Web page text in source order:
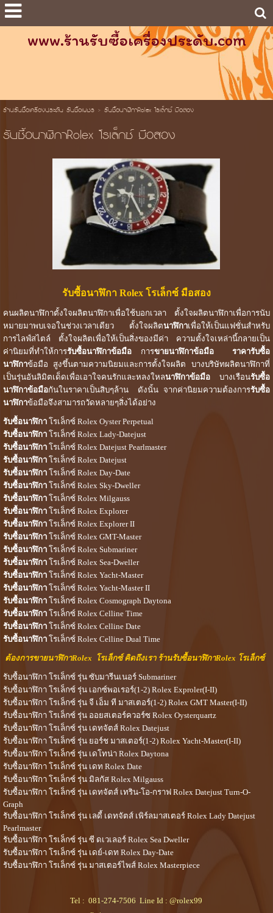
www.ร้านรับซื้อเครื่องประดับ.com
ร้านรับซื้อเครื่องประดับ รับซื้อเพชร> รับซื้อนาฬิกาRolex โรเล็กซ์ มือสอง
รับซื้อนาฬิกาRolex โรเล็กซ์ มือสอง
รับซื้อนาฬิกา Rolex โรเล็กซ์ มือสอง
คนผลิตนาฬิกาตั้งใจผลิตนาฬิกาเพื่อใช้บอกเวลา ตั้งใจผลิตนาฬิกาเพื่อการนับ
หมายมาพบเจอในช่วงเวลาเดียว ตั้งใจผลิตนาฬิกาเพื่อให้เป็นแฟชั่นสำหรับ
การไลฟ์สไตล์ ตั้งใจผลิตเพื่อให้เป็นสิ่งของมีค่า ความตั้งใจเหล่านี้กลายเป็น
ค่านิยมที่ทำให้การรับซื้อนาฬิกาข้อมือการขายนาฬิกาข้อมือ
ราคารับซื้อ
นาฬิกาข้อมือ สูงขึ้นตามความนิยมและการตั้งใจผลิต บางบริษัทผลิตนาฬิกาที่
เป็นรุ่นอันลิมิตเด็ดเพื่อเอาใจคนรักและหลงใหลนาฬิกาข้อมือบางเรือนรับซื้อ
นาฬิกาข้อมือกันในราคาเป็นสิบๆล้าน ดังนั้น จากค่านิยมความต้องการรับซื้อ
นาฬิกาข้อมือจึงสามารถวัดหลายๆสิ่งได้อย่าง
รับซื้อนาฬิกาโรเล็กซ์ Rolex Oyster Perpetual
รับซื้อนาฬิกาโรเล็กซ์ Rolex Lady-Datejust
รับซื้อนาฬิกาโรเล็กซ์ Rolex Datejust Pearlmaster
รับซื้อนาฬิกาโรเล็กซ์ Rolex Datejust
รับซื้อนาฬิกาโรเล็กซ์ Rolex Day-Date
รับซื้อนาฬิกาโรเล็กซ์ Rolex Sky-Dweller
รับซื้อนาฬิกาโรเล็กซ์ Rolex Milgauss
รับซื้อนาฬิกาโรเล็กซ์ Rolex Explorer
รับซื้อนาฬิกาโรเล็กซ์ Rolex Explorer II
รับซื้อนาฬิกาโรเล็กซ์ Rolex GMT-Master
รับซื้อนาฬิกาโรเล็กซ์ Rolex Submariner
รับซื้อนาฬิกาโรเล็กซ์ Rolex Sea-Dweller
รับซื้อนาฬิกาโรเล็กซ์ Rolex Yacht-Master
รับซื้อนาฬิกาโรเล็กซ์ Rolex Yacht-Master II
รับซื้อนาฬิกาโรเล็กซ์ Rolex Cosmograph Daytona
รับซื้อนาฬิกาโรเล็กซ์ Rolex Celline Time
รับซื้อนาฬิกาโรเล็กซ์ Rolex Celline Date
รับซื้อนาฬิกาโรเล็กซ์ Rolex Celline Dual Time
ต้องการขายนาฬิกาRolex โรเล็กซ์ คิดถึงเรา ร้านรับซื้อนาฬิกาRolex โรเล็กซ์
รับซื้อนาฬิกา โรเล็กซ์ รุ่น ซับมารีนเนอร์ Submariner
รับซื้อนาฬิกา โรเล็กซ์ รุ่น เอกซ์พอเรอร์(1-2) Rolex Exproler(I-II)
รับซื้อนาฬิกา โรเล็กซ์ รุ่น จี เอ็ม ที มาสเตอร์(1-2) Rolex GMT Master(I-II)
รับซื้อนาฬิกา โรเล็กซ์ รุ่น ออยสเตอร์ควอร์ซ Rolex Oysterquartz
รับซื้อนาฬิกา โรเล็กซ์ รุ่น เดทจัตส์ Rolex Datejust
รับซื้อนาฬิกา โรเล็กซ์ รุ่น ยอร์ช มาสเตอร์(1-2) Rolex Yacht-Master(I-II)
รับซื้อนาฬิกา โรเล็กซ์ รุ่น เดโทน่า Rolex Daytona
รับซื้อนาฬิกา โรเล็กซ์ รุ่น เดท Rolex Date
รับซื้อนาฬิกา โรเล็กซ์ รุ่น มิลกัส Rolex Milgauss
รับซื้อนาฬิกา โรเล็กซ์ รุ่น เดทจัตส์ เทริน-โอ-กราฟ Rolex Datejust Turn-O-
Graph
รับซื้อนาฬิกา โรเล็กซ์ รุ่น เลดี้ เดทจัตส์ เพิร์ลมาสเตอร์ Rolex Lady Datejust
Pearlmaster
รับซื้อนาฬิกา โรเล็กซ์ รุ่น ซี ดเวเลอร์ Rolex Sea Dweller
รับซื้อนาฬิกา โรเล็กซ์ รุ่น เดย์-เดท Rolex Day-Date
รับซื้อนาฬิกา โรเล็กซ์ รุ่น มาสเตอร์ไพส์ Rolex Masterpiece
Tel :081-274-7506 Line Id :@rolex99